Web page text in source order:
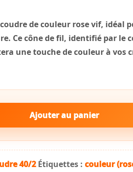
de couleur rose vif, idéal
Ce cône de fil, identifié par le
une touche de couleur à vos
Ajouter au panier
40/2 Étiquettes : couleur